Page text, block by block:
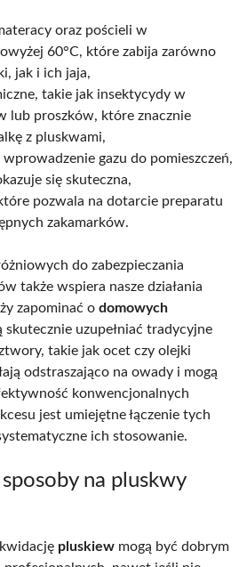
oraz pościeli w
60°C, które zabija zarówno
jak i ich jaja,
takie jak insektycydy w
lub proszków, które znacznie
z pluskwami,
gazu do pomieszczeń,
się skuteczna,
pozwala na dotarcie preparatu
zakamarków.
do zabezpieczania
także wspiera nasze działania
zapominać o domowych
skutecznie uzupełniać tradycyjne
takie jak ocet czy olejki
odstraszająco na owady i mogą
konwencjonalnych
jest umiejętne łączenie tych
ich stosowanie.
na pluskwy
pluskiew mogą być dobrym